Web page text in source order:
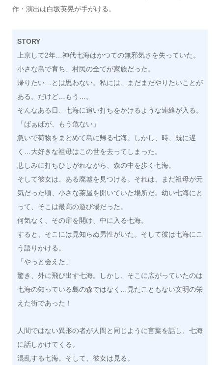
作・演出は白坂英晃が手がける。
STORY
上京して2年…神代七海はかつての無邪気さを失っていた。
小さな島で育ち、村民の全てが家族だった。
帰りたい…とは思わない。私には、まだまだやりたいことが
ある。だけど…もう…。
そんなある日、七海に追い打ちをかけるような連絡が入る。
「ばぁばが、もう危ない」
急いで荷物をまとめて島に帰る七海。しかし、時、既に遅
く…大好きな祖母はこの世を去ってしまった。
悲しみに打ちひしがれながら、森の中を歩く七海。
そして彼女は、ある廃墟を見つける。それは、まだ祖母が元
気だった頃、小さな茶屋を開いていた場所だ。幼い七海にと
って、そこは最高の遊び場だった。
何気なく、その扉を開け、中に入る七海。
すると、そこには見知らぬ男性がいた。そして彼は七海にこ
う語りかける。
「やっと会えた」
驚き、外に飛び出す七海。しかし、そこに広がっていたのは
七海の知っている島の森ではなく…見たこともない文明の栄
えた街であった！
人間ではない異形の者が人間と同じように言葉を話し、七海
に話しかけてくる。
混乱する七海。そして、彼女は見る。